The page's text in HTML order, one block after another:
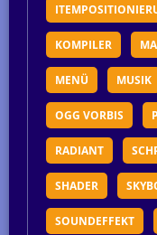
KOMPILER
MENÜ MUSIK
OGG VORBIS
RADIANT
SHADER
SOUNDEFFEKT